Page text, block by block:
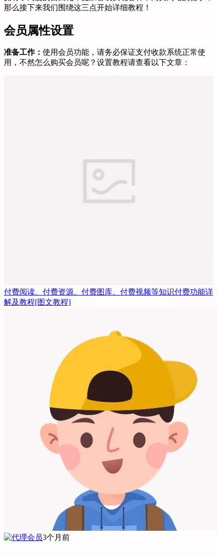
那么接下来我们围绕这三点开始详细教程！
会员属性设置
准备工作： 使用会员功能，请务必保证支付收款系统正常使
用，不然怎么购买会员呢？设置教程请查看以下文章：
付费阅读、付费资源、付费图库、付费视频等知识付费功能详
解及教程[图文教程]
3个月前